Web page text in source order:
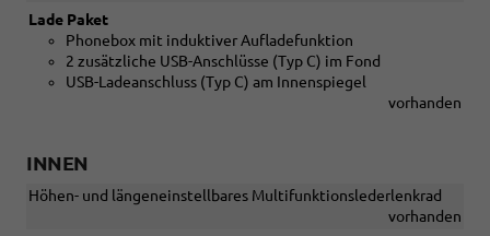
Lade Paket
Phonebox mit induktiver Aufladefunktion
2 zusätzliche USB-Anschlüsse (Typ C) im Fond
USB-Ladeanschluss (Typ C) am Innenspiegel
vorhanden
INNEN
Höhen- und längeneinstellbares Multifunktionslederlenkrad
vorhanden